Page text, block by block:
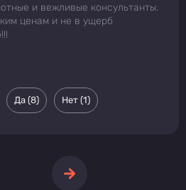
и вежливые консультанты.
ценам и не в ущерб
Да (8) Нет (1)